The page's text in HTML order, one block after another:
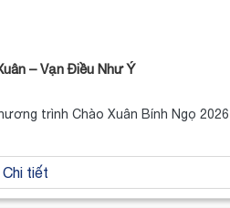
– Vạn Điều Như Ý
trình Chào Xuân Bính Ngọ
Chi tiết